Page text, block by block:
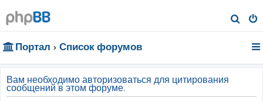
о
Портал Список форумов
Вам необходимо авторизоваться для цитирования
сообщений в этом форуме.